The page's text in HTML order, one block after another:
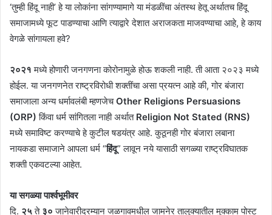
‘तुम्ही हिंदू नाही’ हे या लोकांना सांगण्यामागे या मंडळींचा अंतस्थ हेतू अर्थातच हिंदू
समाजामध्ये फूट पाडण्याचा आणि त्याद्वारे देशात अराजकता माजवण्याचा आहे, हे काय
वेगळे सांगायला हवे?
२०२१मध्ये होणारी जनगणना कोरोनामुळे होऊ शकली नाही. ती आता २०२३ मध्ये
होईल. या जनगणनेत राष्ट्रविरोधी शक्तींचा असा प्रयत्न आहे की, गोर बंजारा
समाजाला अन्य धर्मावलंबी म्हणजेचOther Religions Persuasions
(ORP)किंवा धर्म सांगितला नाही अर्थात Religion Not Stated (RNS)
मध्ये समाविष्ट करण्याचे हे कुटील षडयंत्र आहे. कुठूनही गोर बंजारा लबाना
नायकडा समाजाने आपला धर्म “हिंदू” लावून नये यासाठी सगळ्या राष्ट्रविघातक
शक्ती एकवटल्या आहेत.
या सगळ्या पार्श्वभूमीवर
दि. २५ते ३०जानेवारीदरम्यान जळगावमधील जामनेर तालुक्यातील मुक्काम पोस्ट